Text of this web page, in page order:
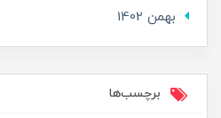
بهمن 1402
برچسب‌ها